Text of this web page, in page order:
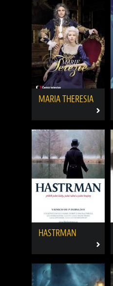
MARIA THERESIA
HASTRMAN